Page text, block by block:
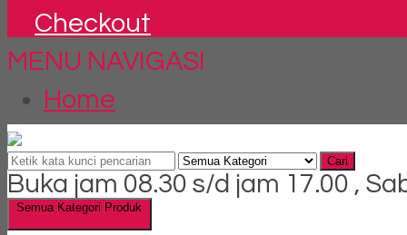
Checkout
MENU NAVIGASI
Home
Cari
Buka jam 08.30 s/d jam 17.00 ,
Semua Kategori Produk